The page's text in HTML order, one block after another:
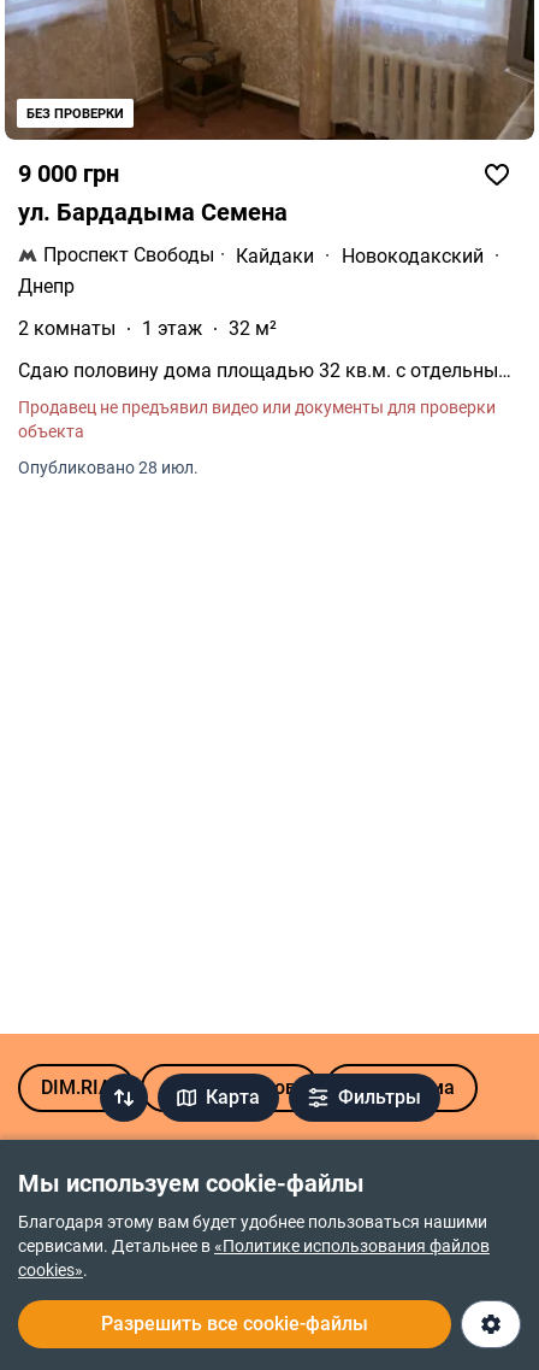
Мы используем cookie-файлы
Благодаря этому вам будет удобнее пользоваться нашими
сервисами. Детальнее в«Политике использования файлов
cookies».
Разрешить все cookie-файлы
Карта Фильтры
DIM.RIA Аренда домов Часть дома
9 000 грн
ул. Бардадыма Семена
Проспект Свободы · Кайдаки · Новокодакский ·
Днепр
2 комнаты
1 этаж
32 м²
Сдаю половину дома площадью 32 кв.м. с отдельным
Новокадацький район. Рядом находится жилой
массив Червоний камінь, Молодіжний парк,
набережная с остановкой троллейбуса 2 и маршруток,
Продавец не предъявил видео или документы для проверки
объекта
Опубликовано 28 июл.
БЕЗ ПРОВЕРКИ
населенных пунктах Днепропетровской
области
Братское
Днепр
Новоалександровка
Обуховка
Слобожанское